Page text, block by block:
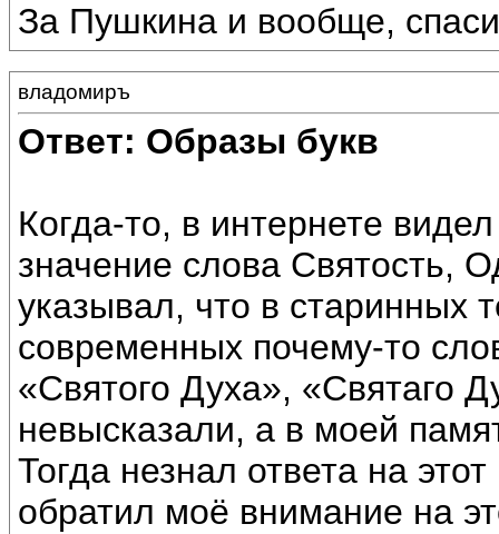
За Пушкина и вообще,
владомиръ
Ответ: Образы букв
Когда-то, в интернете
значение слова Святость,
указывал, что в старинных
современных почему-то
«Святого Духа», «Святаго
невысказали, а в моей
Тогда незнал ответа на
обратил моё внимание на